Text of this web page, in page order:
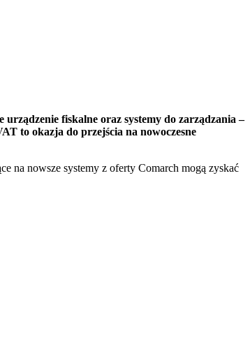
fiskalne oraz systemy do zarządzania –
to okazja do przejścia na nowoczesne
na nowsze systemy z oferty Comarch mogą zyskać